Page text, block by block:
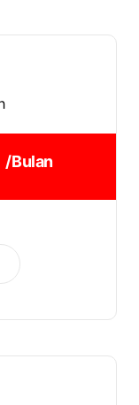
/Bulan